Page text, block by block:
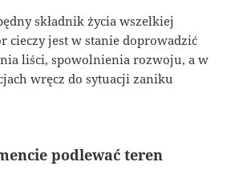
składnik życia wszelkiej
cieczy jest w stanie doprowadzić
liści, spowolnienia rozwoju, a w
wręcz do sytuacji zaniku
podlewać teren